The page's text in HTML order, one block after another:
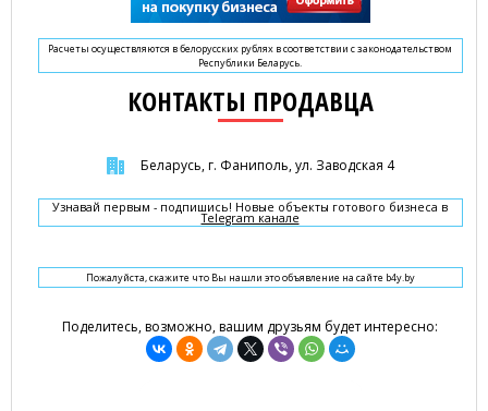
Расчеты осуществляются в белорусских рублях в соответствии с законодательством
Республики Беларусь.
КОНТАКТЫ ПРОДАВЦА
Беларусь, г. Фаниполь, ул. Заводская 4
Узнавай первым - подпишись! Новые объекты готового бизнеса в
Telegram канале
Пожалуйста, скажите что Вы нашли это объявление на сайте b4y.by
Поделитесь, возможно, вашим друзьям будет интересно: